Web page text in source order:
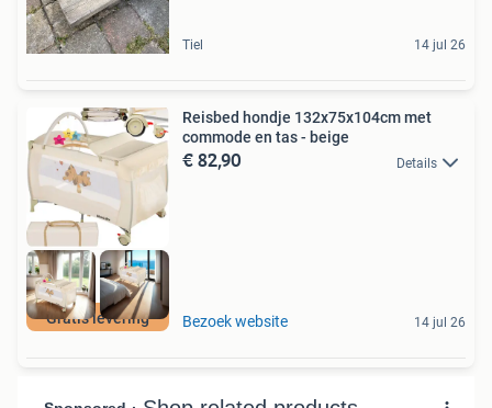
Tiel 14 jul 26
Gratis levering
Reisbed hondje 132x75x104cm met
commode en tas - beige
€ 82,90 Details
Bezoek website 14 jul 26